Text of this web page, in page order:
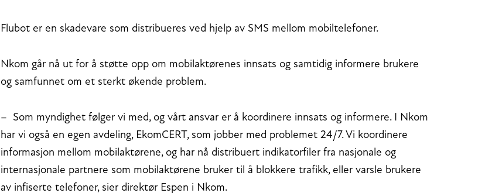
Flubot er en skadevare som distribueres ved hjelp av SMS mellom mobiltelefoner.
Nkom går nå ut for å støtte opp om mobilaktørenes innsats og samtidig informere brukere
og samfunnet om et sterkt økende problem.
– Som myndighet følger vi med, og vårt ansvar er å koordinere innsats og informere. I Nkom
har vi også en egen avdeling, EkomCERT, som jobber med problemet 24/7. Vi koordinere
informasjon mellom mobilaktørene, og har nå distribuert indikatorfiler fra nasjonale og
internasjonale partnere som mobilaktørene bruker til å blokkere trafikk, eller varsle brukere
av infiserte telefoner, sier direktør Espen i Nkom.